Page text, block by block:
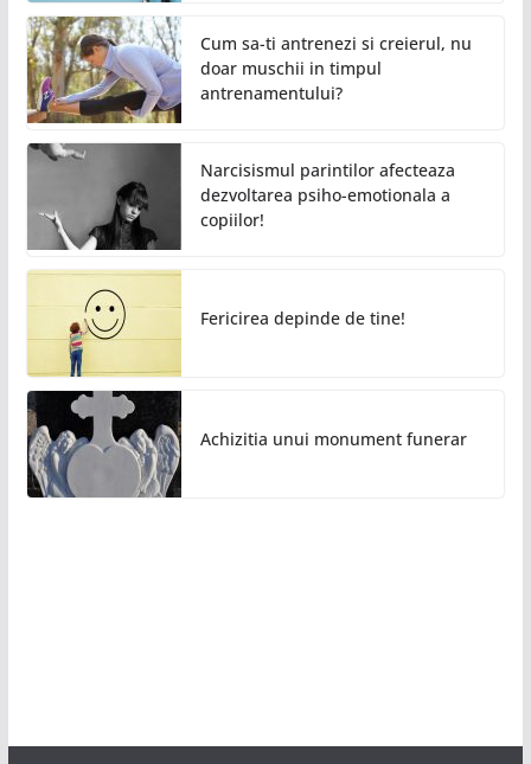
Cum sa-ti antrenezi si creierul, nu
doar muschii in timpul
antrenamentului?
Narcisismul parintilor afecteaza
dezvoltarea psiho-emotionala a
copiilor!
Fericirea depinde de tine!
Achizitia unui monument funerar